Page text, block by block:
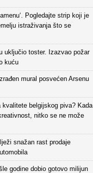
Pogledajte strip koji je
istraživanja što se
uključio toster. Izazvao požar
kuću
mural posvećen Arsenu
kvalitete belgijskog piva? Kada
nitko se ne može
snažan rast prodaje
godine dobio gotovo milijun